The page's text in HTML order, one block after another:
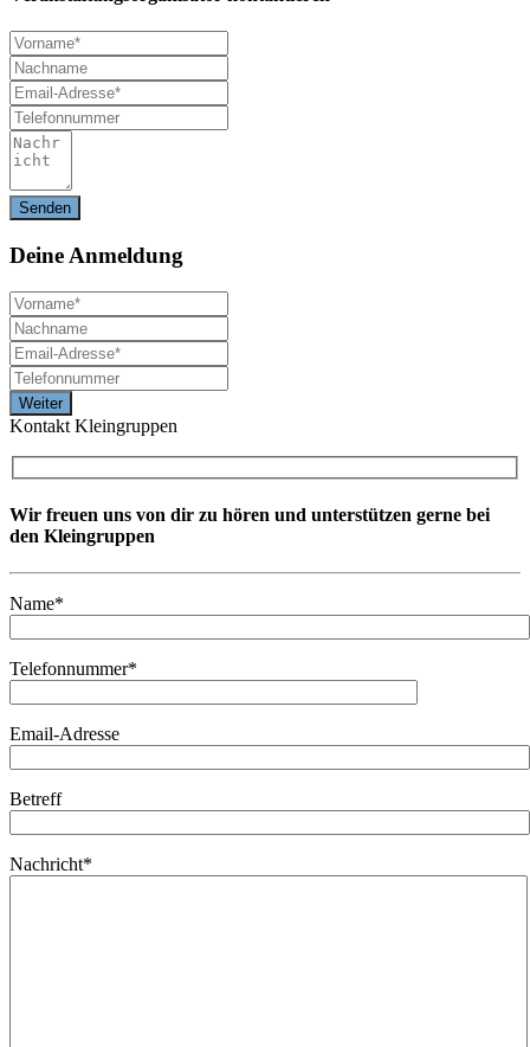
Deine Anmeldung
Kontakt Kleingruppen
Wir freuen uns von dir zu hören und unterstützen gerne bei
den Kleingruppen
Name*
Telefonnummer*
Email-Adresse
Betreff
Nachricht*